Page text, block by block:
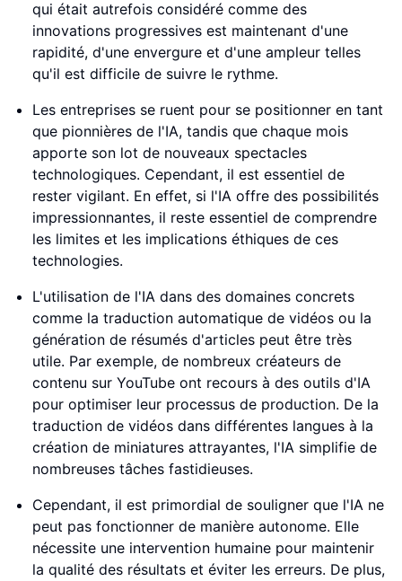
qui était autrefois considéré comme des
innovations progressives est maintenant d'une
rapidité, d'une envergure et d'une ampleur telles
qu'il est difficile de suivre le rythme.
Les entreprises se ruent pour se positionner en tant
que pionnières de l'IA, tandis que chaque mois
apporte son lot de nouveaux spectacles
technologiques. Cependant, il est essentiel de
rester vigilant. En effet, si l'IA offre des possibilités
impressionnantes, il reste essentiel de comprendre
les limites et les implications éthiques de ces
technologies.
L'utilisation de l'IA dans des domaines concrets
comme la traduction automatique de vidéos ou la
génération de résumés d'articles peut être très
utile. Par exemple, de nombreux créateurs de
contenu sur YouTube ont recours à des outils d'IA
pour optimiser leur processus de production. De la
traduction de vidéos dans différentes langues à la
création de miniatures attrayantes, l'IA simplifie de
nombreuses tâches fastidieuses.
Cependant, il est primordial de souligner que l'IA ne
peut pas fonctionner de manière autonome. Elle
nécessite une intervention humaine pour maintenir
la qualité des résultats et éviter les erreurs. De plus,